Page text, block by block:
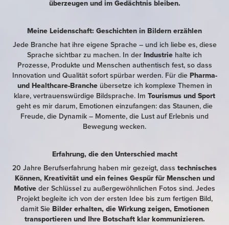
überzeugen und im Gedächtnis bleiben.
Meine Leidenschaft: Geschichten in Bildern erzählen
Jede Branche hat ihre eigene Sprache – und ich liebe es, diese
Sprache sichtbar zu machen. In der Industrie halte ich
Prozesse, Produkte und Menschen authentisch fest, so dass
Innovation und Qualität sofort spürbar werden. Für die Pharma-
und Healthcare-Brancheübersetze ich komplexe Themen in
klare, vertrauenswürdige Bildsprache. Im Tourismus und Sport
geht es mir darum, Emotionen einzufangen: das Staunen, die
Freude, die Dynamik – Momente, die Lust auf Erlebnis und
Bewegung wecken.
Erfahrung, die den Unterschied macht
20 Jahre Berufserfahrung haben mir gezeigt, dass technisches
Können, Kreativität und ein feines Gespür für Menschen und
Motive der Schlüssel zu außergewöhnlichen Fotos sind. Jedes
Projekt begleite ich von der ersten Idee bis zum fertigen Bild,
damit Sie Bilder erhalten, die Wirkung zeigen, Emotionen
transportieren und Ihre Botschaft klar kommunizieren.